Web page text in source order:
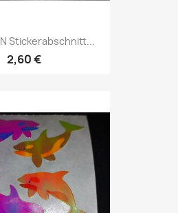
Stickerabschnitt...
2,60 €